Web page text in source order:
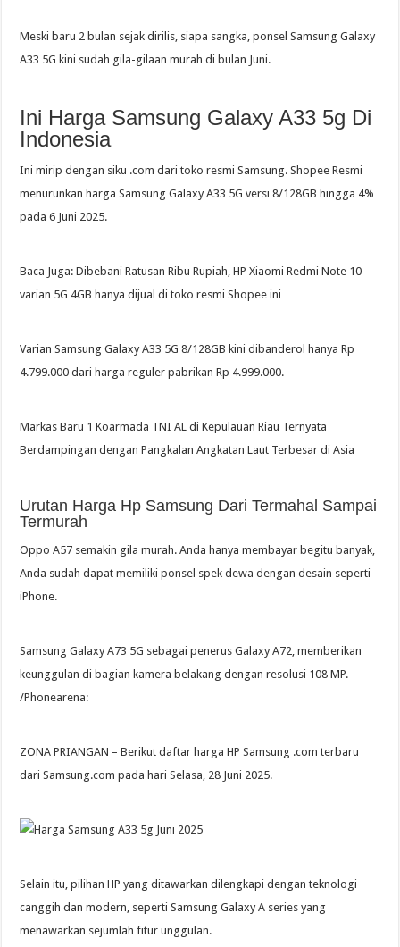
Meski baru 2 bulan sejak dirilis, siapa sangka, ponsel Samsung Galaxy
A33 5G kini sudah gila-gilaan murah di bulan Juni.
Ini Harga Samsung Galaxy A33 5g Di
Indonesia
Ini mirip dengan siku .com dari toko resmi Samsung. Shopee Resmi
menurunkan harga Samsung Galaxy A33 5G versi 8/128GB hingga 4%
pada 6 Juni 2025.
Baca Juga: Dibebani Ratusan Ribu Rupiah, HP Xiaomi Redmi Note 10
varian 5G 4GB hanya dijual di toko resmi Shopee ini
Varian Samsung Galaxy A33 5G 8/128GB kini dibanderol hanya Rp
4.799.000 dari harga reguler pabrikan Rp 4.999.000.
Markas Baru 1 Koarmada TNI AL di Kepulauan Riau Ternyata
Berdampingan dengan Pangkalan Angkatan Laut Terbesar di Asia
Urutan Harga Hp Samsung Dari Termahal Sampai
Termurah
Oppo A57 semakin gila murah. Anda hanya membayar begitu banyak,
Anda sudah dapat memiliki ponsel spek dewa dengan desain seperti
iPhone.
Samsung Galaxy A73 5G sebagai penerus Galaxy A72, memberikan
keunggulan di bagian kamera belakang dengan resolusi 108 MP.
/Phonearena:
ZONA PRIANGAN – Berikut daftar harga HP Samsung .com terbaru
dari Samsung.com pada hari Selasa, 28 Juni 2025.
Selain itu, pilihan HP yang ditawarkan dilengkapi dengan teknologi
canggih dan modern, seperti Samsung Galaxy A series yang
menawarkan sejumlah fitur unggulan.